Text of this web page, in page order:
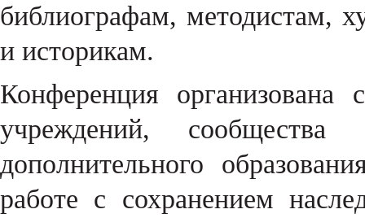
библиографам, методистам,
и историкам.
Конференция
учреждений, сообщества
дополнительного
работе с сохранением